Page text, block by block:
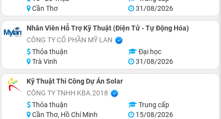
Cần Thơ
31/08/2026
Nhân Viên Hỗ Trợ Kỹ Thuật (Điện Tử - Tự Động Hóa)
CÔNG TY CỔ PHẦN MỸ LAN
Thỏa thuận
Đại học
Trà Vinh
31/08/2026
Kỹ Thuật Thi Công Dự Án Solar
CÔNG TY TNHH KBA.2018
Thỏa thuận
Trung cấp
Cần Thơ, Hồ Chí Minh
15/08/2026